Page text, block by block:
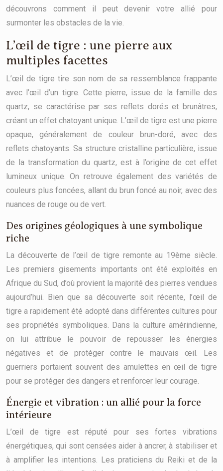
découvrons comment il peut devenir votre allié pour
surmonter les obstacles de la vie.
L’œil de tigre : une pierre aux
multiples facettes
L’œil de tigre tire son nom de sa ressemblance frappante
avec l’œil d’un tigre. Cette pierre, issue de la famille des
quartz, se caractérise par ses reflets dorés et brunâtres,
créant un effet chatoyant unique. L’œil de tigre est une pierre
opaque, généralement de couleur brun-doré, avec des
reflets chatoyants. Sa structure cristalline particulière, issue
de la transformation du quartz, est à l’origine de cet effet
lumineux unique. On retrouve également des variétés de
couleurs plus foncées, allant du brun foncé au noir, avec des
nuances de rouge ou de vert.
Des origines géologiques à une symbolique
riche
La découverte de l’œil de tigre remonte au 19ème siècle.
Les premiers gisements importants ont été exploités en
Afrique du Sud, d’où provient la majorité des pierres vendues
aujourd’hui. Bien que sa découverte soit récente, l’œil de
tigre a rapidement été adopté dans différentes cultures pour
ses propriétés symboliques. Dans la culture amérindienne,
on lui attribue le pouvoir de repousser les énergies
négatives et de protéger contre le mauvais œil. Les
guerriers portaient souvent des amulettes en œil de tigre
pour se protéger des dangers et renforcer leur courage.
Énergie et vibration : un allié pour la force
intérieure
L’œil de tigre est réputé pour ses fortes vibrations
énergétiques, qui sont censées aider à ancrer, à stabiliser et
à amplifier les intentions. Les praticiens du Reiki et de la